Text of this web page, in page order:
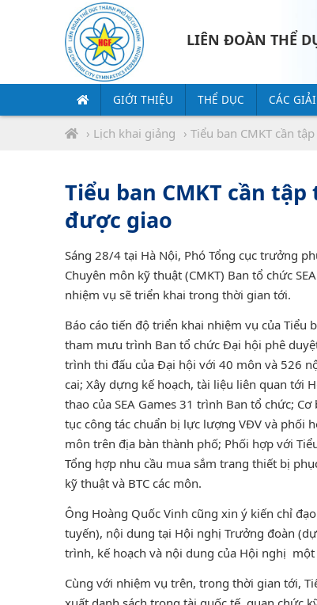
LIÊN ĐOÀN THỂ
GIỚI THIỆU THỂ DỤC CÁC
› Lịch khai giảng › Tiểu ban CMKT cần
Tiểu ban CMKT cần
được giao
Sáng 28/4 tại Hà Nội, Phó Tổng cục trưởng
Chuyên môn kỹ thuật (CMKT) Ban tổ chức
nhiệm vụ sẽ triển khai trong thời gian tới.
Báo cáo tiến độ triển khai nhiệm vụ của Tiểu
tham mưu trình Ban tổ chức Đại hội phê
trình thi đấu của Đại hội với 40 môn và 526
cai; Xây dựng kế hoạch, tài liệu liên quan tới
thao của SEA Games 31 trình Ban tổ chức;
tục công tác chuẩn bị lực lượng VĐV và phối
môn trên địa bàn thành phố; Phối hợp với
Tổng hợp nhu cầu mua sắm trang thiết bị
kỹ thuật và BTC các môn.
Ông Hoàng Quốc Vinh cũng xin ý kiến chỉ
tuyến), nội dung tại Hội nghị Trưởng đoàn
trình, kế hoạch và nội dung của Hội nghị một
Cùng với nhiệm vụ trên, trong thời gian tới,